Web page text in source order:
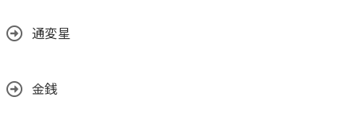
通変星
金銭